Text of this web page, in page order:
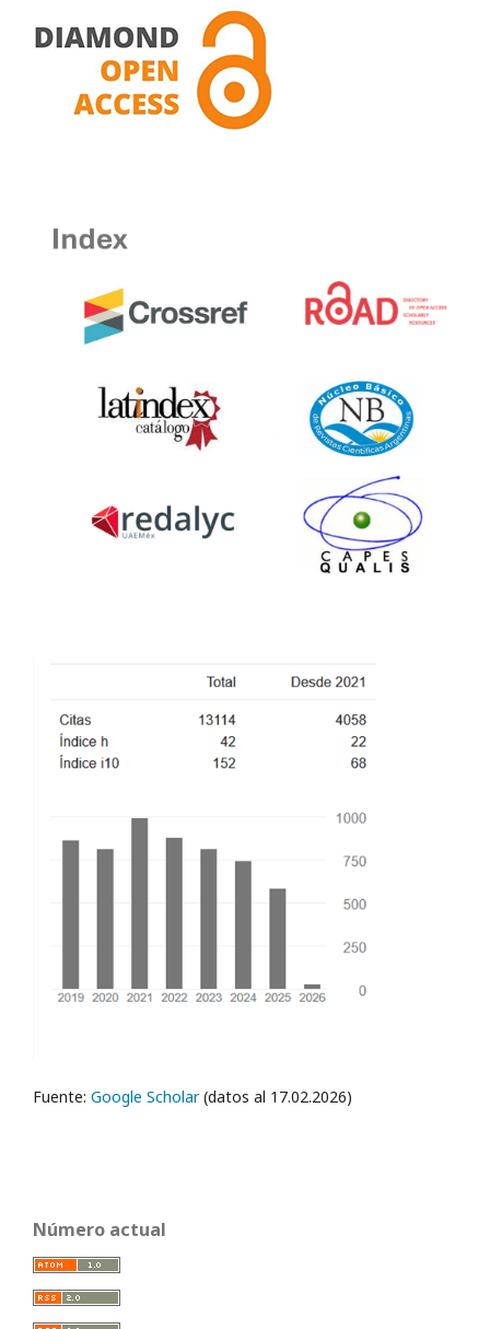
Fuente: Google Scholar(datos al 17.02.2026)
Número actual